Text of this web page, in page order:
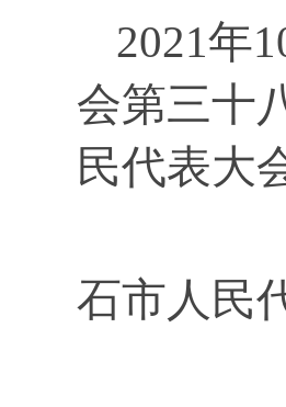
2021年
会第三十
民代表大
石市人民